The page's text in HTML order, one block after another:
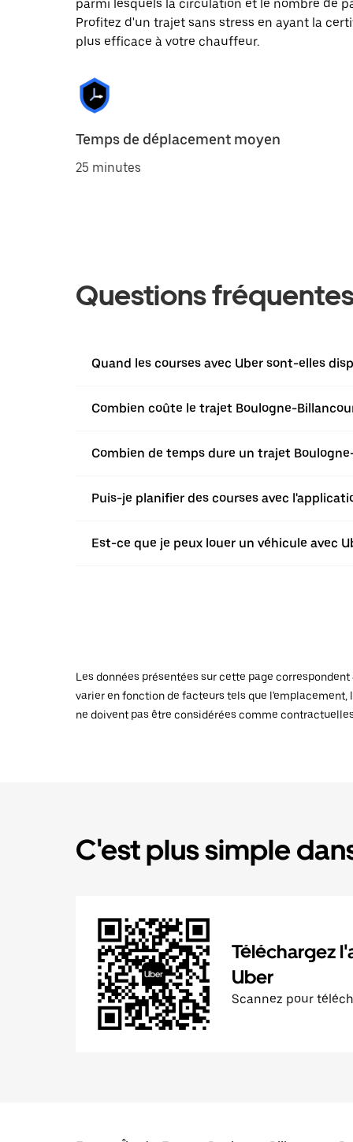
parmi lesquels la circulation et le nombre de
Profitez d'un trajet sans stress en ayant la
plus efficace à votre chauffeur.
Temps de déplacement moyen
25 minutes
Questions
Quand les courses avec Uber sont-elles
Combien coûte le trajet Boulogne-
Combien de temps dure un trajet
Puis-je planifier des courses avec
Est-ce que je peux louer un véhicule avec
Les données présentées sur cette page
varier en fonction de facteurs tels que
ne doivent pas être considérées comme
C'est plus simple
Téléchargez
Uber
Scannez pour